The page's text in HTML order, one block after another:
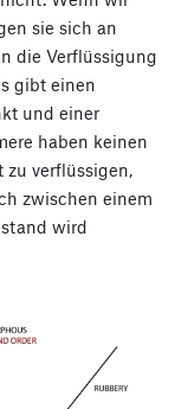
sie sich an
die Verflüssigung
gibt einen
und einer
haben keinen
verflüssigen,
zwischen einem
wird